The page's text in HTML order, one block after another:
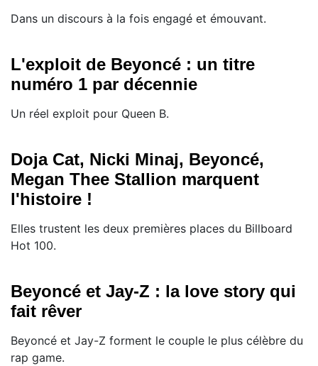
Dans un discours à la fois engagé et émouvant.
L'exploit de Beyoncé : un titre
numéro 1 par décennie
Un réel exploit pour Queen B.
Doja Cat, Nicki Minaj, Beyoncé,
Megan Thee Stallion marquent
l'histoire !
Elles trustent les deux premières places du Billboard
Hot 100.
Beyoncé et Jay-Z : la love story qui
fait rêver
Beyoncé et Jay-Z forment le couple le plus célèbre du
rap game.